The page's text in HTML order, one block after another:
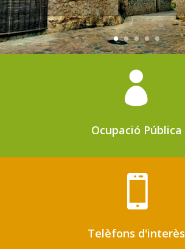

Ocupació Pública

Telèfons d'interès